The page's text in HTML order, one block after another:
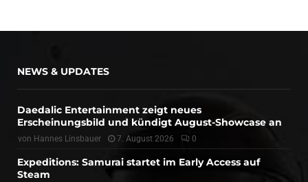
NEWS & UPDATES
Daedalic Entertainment zeigt neues
Erscheinungsbild und kündigt August-Showcase an
von Hannes Linsbauer 7. August 2026 0
Expeditions: Samurai startet im Early Access auf
Steam